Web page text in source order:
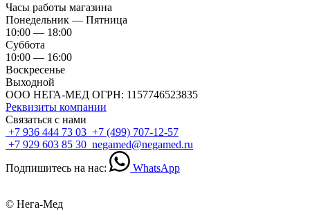
Часы работы магазина
Понедельник — Пятница
10:00 — 18:00
Суббота
10:00 — 16:00
Воскресенье
Выходной
ООО НЕГА-МЕД ОГРН: 1157746523835
Реквизиты компании
Связаться с нами
+7 936 444 73 03 +7 (499) 707-12-57
+7 929 603 85 30 negamed@negamed.ru
Подпишитесь на нас:
WhatsApp
© Нега-Мед